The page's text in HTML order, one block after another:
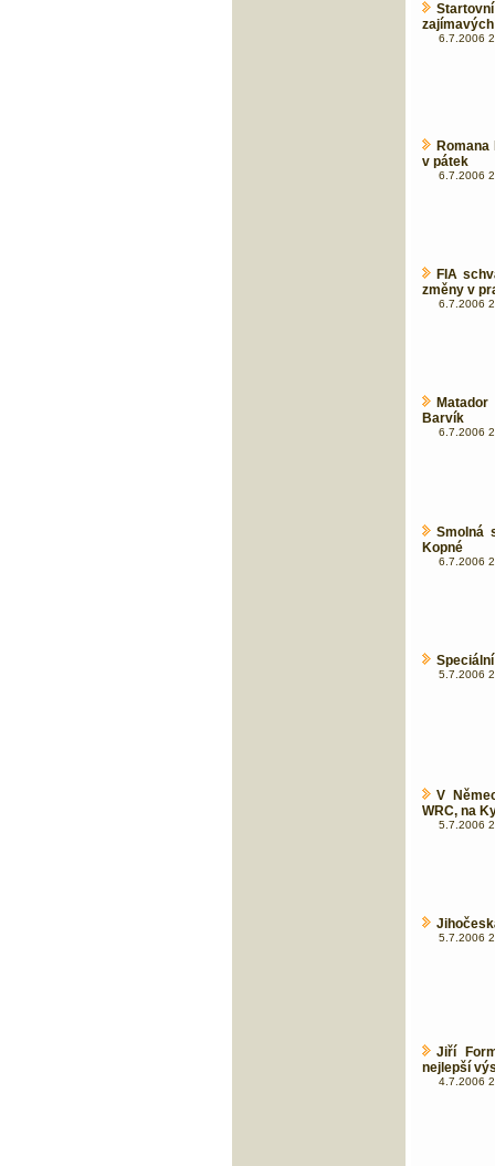
6.7.2006
v pátek
6.7.2006
FIA
změny v
6.7.2006
Barvík
6.7.2006
Smolná
Kopné
6.7.2006
5.7.2006
V
WRC, na
5.7.2006
5.7.2006
Jiří
nejlepší
4.7.2006